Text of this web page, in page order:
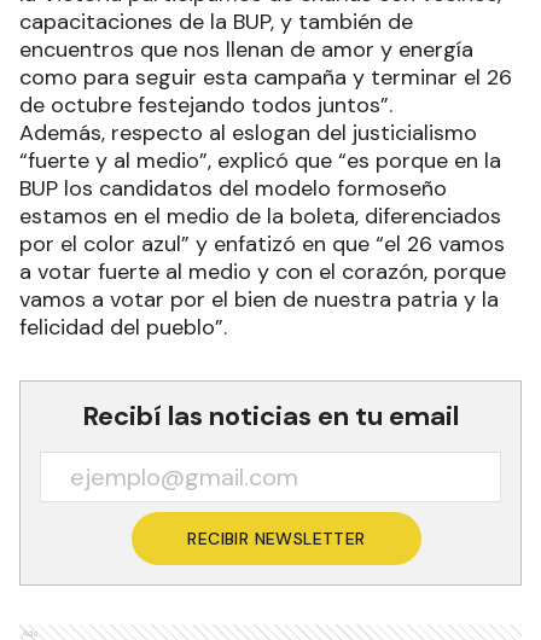
capacitaciones de la BUP, y también de
encuentros que nos llenan de amor y energía
como para seguir esta campaña y terminar el 26
de octubre festejando todos juntos”.
Además, respecto al eslogan del justicialismo
“fuerte y al medio”, explicó que “es porque en la
BUP los candidatos del modelo formoseño
estamos en el medio de la boleta, diferenciados
por el color azul” y enfatizó en que “el 26 vamos
a votar fuerte al medio y con el corazón, porque
vamos a votar por el bien de nuestra patria y la
felicidad del pueblo”.
Recibí las noticias en tu email
RECIBIR NEWSLETTER
Ads